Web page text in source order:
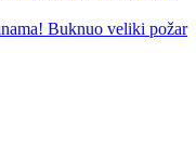
Buknuo veliki požar